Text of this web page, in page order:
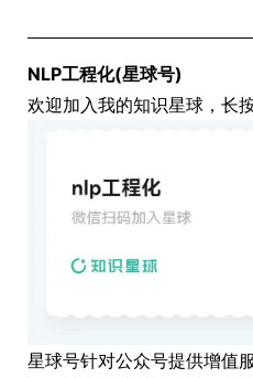
NLP工程化(星球号)
欢迎加入我的知识星球，长
星球号针对公众号提供增值